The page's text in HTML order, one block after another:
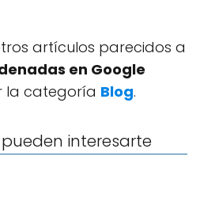
artículos parecidos a
en Google
la categoría Blog.
interesarte